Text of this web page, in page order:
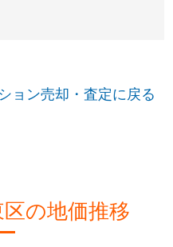
ョン売却・査定に戻る
の地価推移